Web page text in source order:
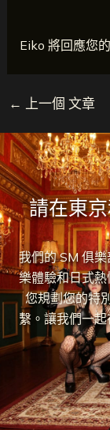
Eiko 將回應您
← 上一個 文章
請在東
我們的 SM 俱
樂體驗和日式
您規劃您的特
繫。讓我們一